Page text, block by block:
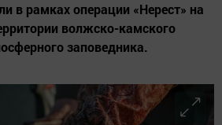
в рамках операции «Нерест» на
волжско-камского
заповедника.